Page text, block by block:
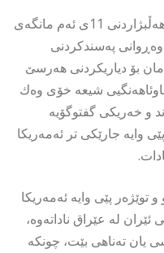
لە دوای راگەیاندنی ئەنجامی كۆتایی هەڵبژاردنی 11ی ئەم مانگەی
پەسندكردنی
بۆ دیاریكردنی هەرسێ
شیعە خۆی وەك
و خەریكی گفتوگۆیە
وایە جارێكی تر ئەمەریكا
پێی وایە ئەمەریكا
لە عێراق ناداتەوە،
یان تەناهی بێت، چونكە